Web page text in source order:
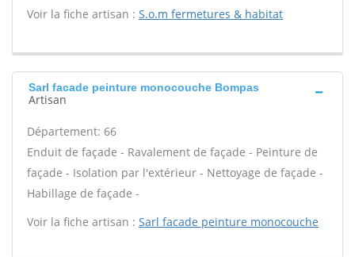
Voir la fiche artisan : S.o.m fermetures & habitat
Sarl facade peinture monocouche Bompas
Artisan
Département: 66
Enduit de façade - Ravalement de façade - Peinture de
façade - Isolation par l'extérieur - Nettoyage de façade -
Habillage de façade -
Voir la fiche artisan : Sarl facade peinture monocouche